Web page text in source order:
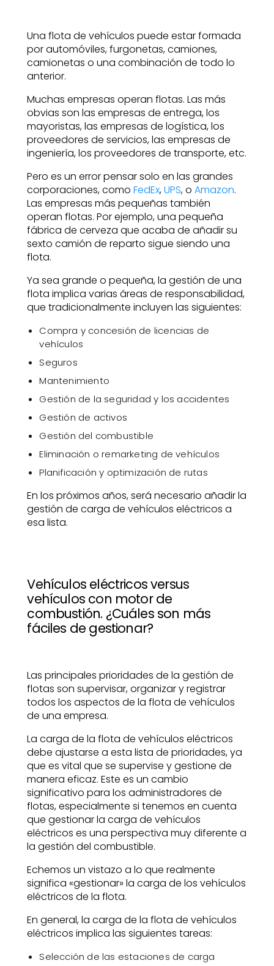
Una flota de vehículos puede estar formada
por automóviles, furgonetas, camiones,
camionetas o una combinación de todo lo
anterior.
Muchas empresas operan flotas. Las más
obvias son las empresas de entrega, los
mayoristas, las empresas de logística, los
proveedores de servicios, las empresas de
ingeniería, los proveedores de transporte, etc.
Pero es un error pensar solo en las grandes
corporaciones, comoFedEx,UPS, oAmazon.
Las empresas más pequeñas también
operan flotas. Por ejemplo, una pequeña
fábrica de cerveza que acaba de añadir su
sexto camión de reparto sigue siendo una
flota.
Ya sea grande o pequeña, la gestión de una
flota implica varias áreas de responsabilidad,
que tradicionalmente incluyen las siguientes:
Compra y concesión de licencias de
vehículos
Seguros
Mantenimiento
Gestión de la seguridad y los accidentes
Gestión de activos
Gestión del combustible
Eliminación o remarketing de vehículos
Planificación y optimización de rutas
En los próximos años, será necesario añadir la
gestión de carga de vehículos eléctricos a
esa lista.
Vehículos eléctricos versus
vehículos con motor de
combustión. ¿Cuáles son más
fáciles de gestionar?
Las principales prioridades de la gestión de
flotas son supervisar, organizar y registrar
todos los aspectos de la flota de vehículos
de una empresa.
La carga de la flota de vehículos eléctricos
debe ajustarse a esta lista de prioridades, ya
que es vital que se supervise y gestione de
manera eficaz. Este es un cambio
significativo para los administradores de
flotas, especialmente si tenemos en cuenta
que gestionar la carga de vehículos
eléctricos es una perspectiva muy diferente a
la gestión del combustible.
Echemos un vistazo a lo que realmente
significa «gestionar» la carga de los vehículos
eléctricos de la flota.
En general, la carga de la flota de vehículos
eléctricos implica las siguientes tareas:
Selección de las estaciones de carga